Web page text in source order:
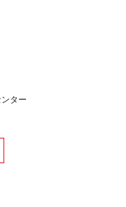
ター